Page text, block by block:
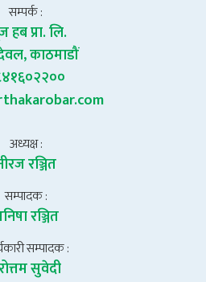
सम्पर्क :
हब प्रा. लि.
काठमाडौं
अध्यक्ष :
रञ्जित
सम्पादक :
रञ्जित
सम्पादक :
सुवेदी